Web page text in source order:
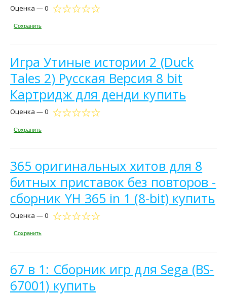
Оценка — 0
Сохранить
Игра Утиные истории 2 (Duck
Tales 2) Русская Версия 8 bit
Картридж для денди купить
Оценка — 0
Сохранить
365 оригинальных хитов для 8
битных приставок без повторов -
сборник YH 365 in 1 (8-bit) купить
Оценка — 0
Сохранить
67 в 1: Сборник игр для Sega (BS-
67001) купить